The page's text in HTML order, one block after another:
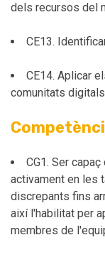
dels recursos del
CE13.
CE14. Aplicar
comunitats
CG1. Ser
activament en les
discrepants fins
així l'habilitat per
membres de